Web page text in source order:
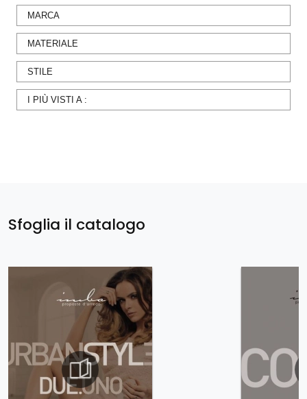
MARCA
MATERIALE
STILE
I PIÙ VISTI A :
Sfoglia il catalogo